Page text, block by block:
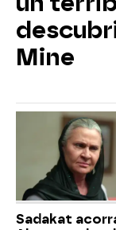
Mine
Sadakat